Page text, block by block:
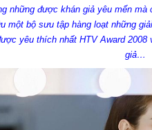
những được khán giả yêu mến
một bộ sưu tập hàng loạt những
yêu thích nhất HTV Award
giả…